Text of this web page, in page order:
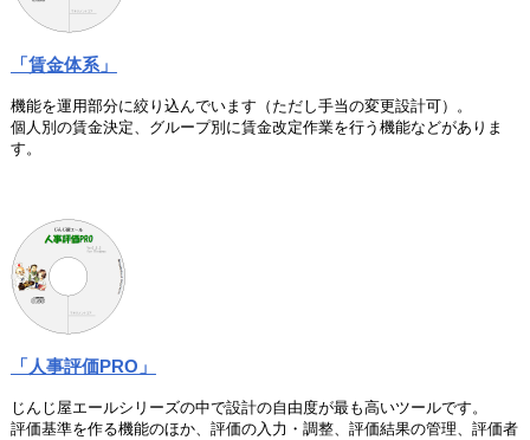
「賃金体系」
機能を運用部分に絞り込んでいます（ただし手当の変更設計可）。
個人別の賃金決定、グループ別に賃金改定作業を行う機能などがありま
す。
「人事評価PRO」
じんじ屋エールシリーズの中で設計の自由度が最も高いツールです。
評価基準を作る機能のほか、評価の入力・調整、評価結果の管理、評価者